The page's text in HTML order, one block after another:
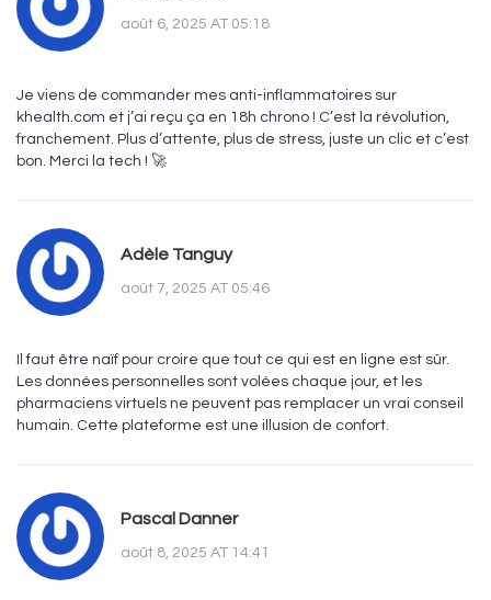
août 6, 2025 AT 05:18
Je viens de commander mes anti-inflammatoires sur
khealth.com et j’ai reçu ça en 18h chrono ! C’est la révolution,
franchement. Plus d’attente, plus de stress, juste un clic et c’est
bon. Merci la tech ! 🚀
Adèle Tanguy
août 7, 2025 AT 05:46
Il faut être naïf pour croire que tout ce qui est en ligne est sûr.
Les données personnelles sont volées chaque jour, et les
pharmaciens virtuels ne peuvent pas remplacer un vrai conseil
humain. Cette plateforme est une illusion de confort.
Pascal Danner
août 8, 2025 AT 14:41